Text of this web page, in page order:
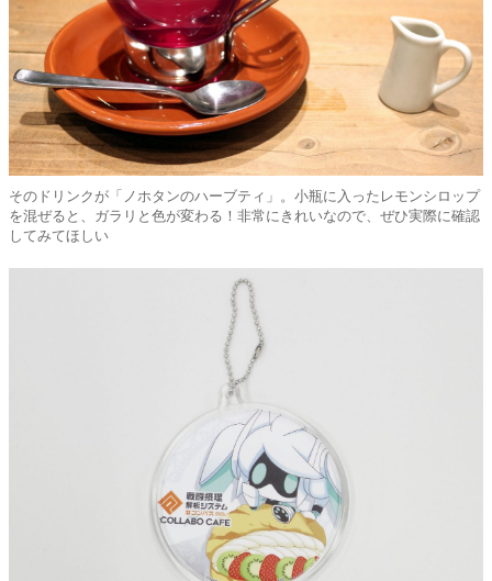
そのドリンクが「ノホタンのハーブティ」。小瓶に入ったレモンシロップ
を混ぜると、ガラリと色が変わる！非常にきれいなので、ぜひ実際に確認
してみてほしい